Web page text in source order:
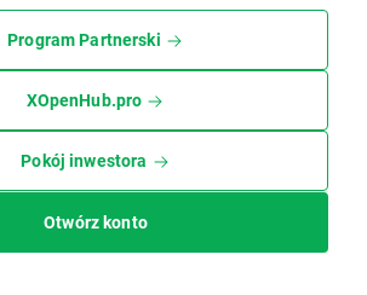
Program Partnerski
XOpenHub.pro
Pokój inwestora
Otwórz konto